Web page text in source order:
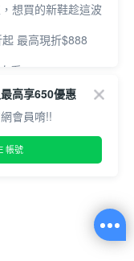
想買的新鞋趁這波
最高現折$888
看
10%回饋
折200
起 最高現折$888
、涼鞋一次逛齊
、聚會也漂亮
高享650優惠
會員唷!!
帳號